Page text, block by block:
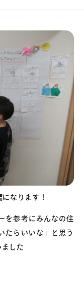
なります！
を参考にみんなの住
たらいいな」と思う
した